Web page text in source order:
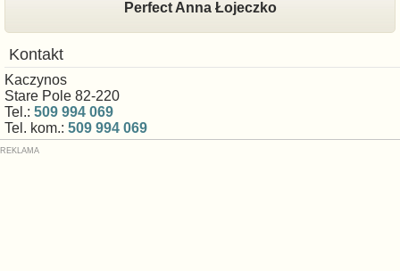
Perfect Anna Łojeczko
Kontakt
Kaczynos
Stare Pole 82-220
Tel.: 509 994 069
Tel. kom.: 509 994 069